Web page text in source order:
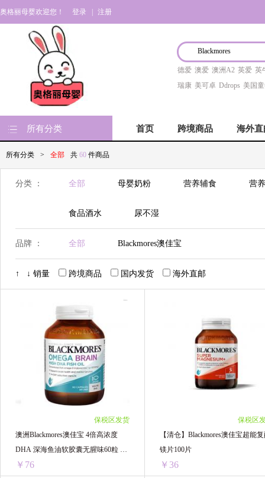
奥格丽母婴欢迎您！ 登录 注册
德爱 澳爱 澳洲A2 英爱 英
瑞康 美可卓 Ddrops 美国
所有分类 首页 跨境商品 海外直
所有分类 > 全部 共 60 件商品
分类 ： 全部 母婴奶粉 营养辅食 营
食品酒水 尿不湿
品牌 ： 全部 Blackmores澳佳宝
↑ ↓ 销量 跨境商品 国内发货 海外直邮
保税区发货
澳洲Blackmores澳佳宝 4倍高浓度
DHA 深海鱼油软胶囊无腥味60粒 三
年效期
￥76
保税区
【清仓】Blackmores澳佳宝超能
镁片100片
￥36